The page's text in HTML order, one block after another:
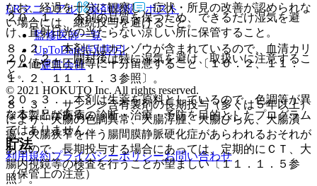
２０．１． 本剤の品質を保つため、できるだけ湿気を避
け、直射日光の当たらない涼しい所に保管すること。
２０．２． 開封後は特に湿気を避け、取扱いに注意するこ
と。
２０．３． 本剤は生薬を原料としているので、色調等が異
なることがある。
貯法
（保管上の注意）
なお、経過を十分に観察し、症状・所見の改善が認められな
い場合には、継続投与を避けること。
８．２． 本剤にはカンゾウが含まれているので、血清カリ
ウム値や血圧値等に十分留意すること〔１０．２、１１．
１．２、１１．１．３参照〕。
８．３． サンシシ含有製剤の長期投与（多くは５年以上）
により、大腸の色調異常、大腸浮腫、大腸びらん、大腸潰
瘍、大腸狭窄を伴う腸間膜静脈硬化症があらわれるおそれが
あるので、長期投与する場合にあっては、定期的にＣＴ、大
腸内視鏡等の検査を行うことが望ましい〔１１．１．５参
照〕。
ERマニュアル
薬剤情報 ポスト
監修医師一覧
UpToDate特別割引
運営会社
© 2021 HOKUTO Inc. All rights reserved.
※本製品は疾病の診断・治療・予防を目的としたプログラム
ではありません。
利用規約プライバシーポリシーお問い合わせ